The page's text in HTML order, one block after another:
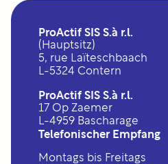
ProActif SIS S.à r.l.
(Hauptsitz)
5, rue Laïteschbaach
L-5324 Contern
ProActif SIS S.à r.l.
17 Op Zaemer
L-4959 Bascharage
Telefonischer Empfang
Montags bis Freitags